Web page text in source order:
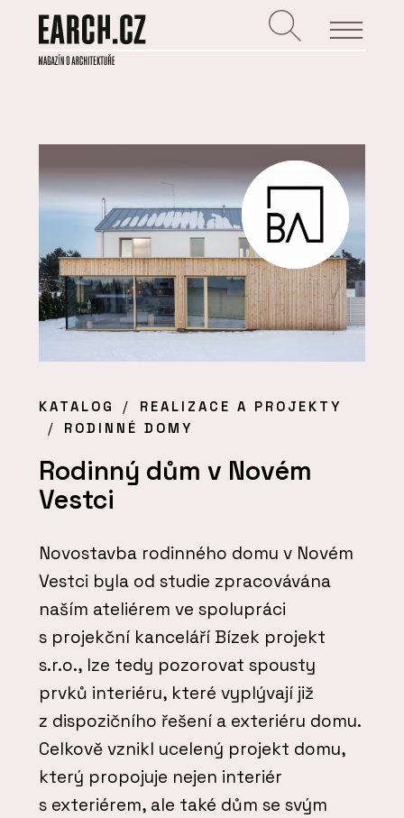
KATALOG
REALIZACE A PROJEKTY
RODINNÉ DOMY
Rodinný dům v Novém
Vestci
Novostavba rodinného domu v Novém
Vestci byla od studie zpracovávána
naším ateliérem ve spolupráci
s projekční kanceláří Bízek projekt
s.r.o., lze tedy pozorovat spousty
prvků interiéru, které vyplývají již
z dispozičního řešení a exteriéru domu.
Celkově vznikl ucelený projekt domu,
který propojuje nejen interiér
s exteriérem, ale také dům se svým